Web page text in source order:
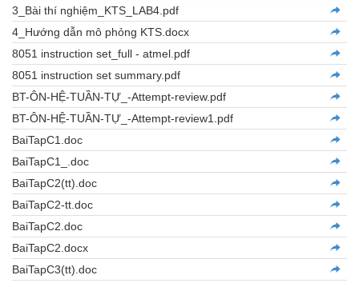
3_Bài thí nghiệm_KTS_LAB4.pdf
4_Hướng dẫn mô phỏng KTS.docx
8051 instruction set_full - atmel.pdf
8051 instruction set summary.pdf
BT-ÔN-HỆ-TUẦN-TỰ_-Attempt-review.pdf
BT-ÔN-HỆ-TUẦN-TỰ_-Attempt-review1.pdf
BaiTapC1.doc
BaiTapC1_.doc
BaiTapC2(tt).doc
BaiTapC2-tt.doc
BaiTapC2.doc
BaiTapC2.docx
BaiTapC3(tt).doc